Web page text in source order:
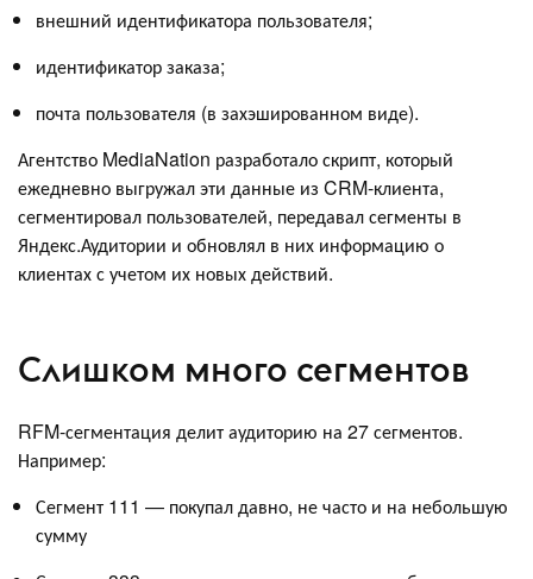
внешний идентификатора пользователя;
идентификатор заказа;
почта пользователя (в захэшированном виде).
Агентство MediaNation разработало скрипт, который
ежедневно выгружал эти данные из CRM-клиента,
сегментировал пользователей, передавал сегменты в
Яндекс.Аудитории и обновлял в них информацию о
клиентах с учетом их новых действий.
Слишком много сегментов
RFM-сегментация делит аудиторию на 27 сегментов.
Например:
Сегмент 111 — покупал давно, не часто и на небольшую
сумму